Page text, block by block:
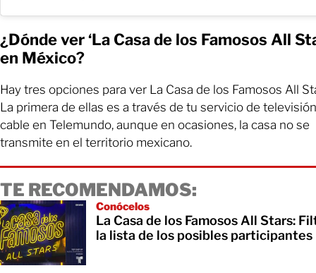
¿Dónde ver ‘La Casa de los Famosos All
en México?
Hay tres opciones para ver La Casa de los Famosos All
La primera de ellas es a través de tu servicio de
cable en Telemundo, aunque en ocasiones, la casa no se
transmite en el territorio mexicano.
TE RECOMENDAMOS:
Conócelos
La Casa de los Famosos All Stars:
la lista de los posibles participantes